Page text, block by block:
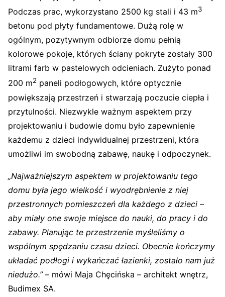
Podczas prac, wykorzystano 2500 kg stali i 43 m3
betonu pod płyty fundamentowe. Dużą rolę w
ogólnym, pozytywnym odbiorze domu pełnią
kolorowe pokoje, których ściany pokryte zostały 300
litrami farb w pastelowych odcieniach. Zużyto ponad
200 m2 paneli podłogowych, które optycznie
powiększają przestrzeń i stwarzają poczucie ciepła i
przytulności. Niezwykle ważnym aspektem przy
projektowaniu i budowie domu było zapewnienie
każdemu z dzieci indywidualnej przestrzeni, która
umożliwi im swobodną zabawę, naukę i odpoczynek.
„Najważniejszym aspektem w projektowaniu tego
domu była jego wielkość i wyodrębnienie z niej
przestronnych pomieszczeń dla każdego z dzieci –
aby miały one swoje miejsce do nauki, do pracy i do
zabawy. Planując te przestrzenie myśleliśmy o
wspólnym spędzaniu czasu dzieci. Obecnie kończymy
układać podłogi i wykańczać łazienki, zostało nam już
niedużo.”– mówi Maja Chęcińska – architekt wnętrz,
Budimex SA.